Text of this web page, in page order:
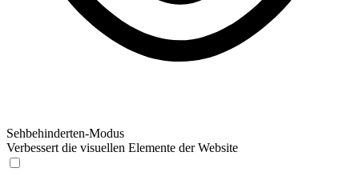
Sehbehinderten-Modus
Verbessert die visuellen Elemente der Website